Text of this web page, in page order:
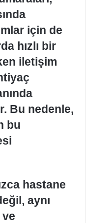
için de
hızlı bir
iletişim
Bu nedenle,
bu
hastane
aynı
ve